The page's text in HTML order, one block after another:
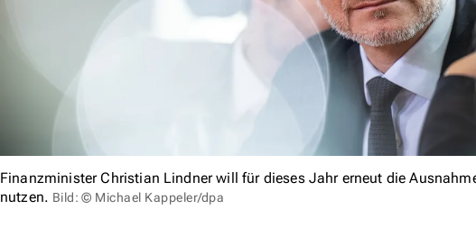
Finanzminister Christian Lindner will für dieses Jahr erneut die
nutzen. Bild: © Michael Kappeler/dpa